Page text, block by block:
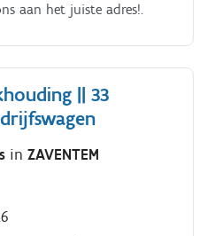
aan het juiste adres!.
|| 33
in ZAVENTEM